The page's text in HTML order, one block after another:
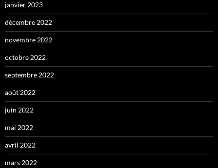
janvier 2023
décembre 2022
novembre 2022
octobre 2022
septembre 2022
août 2022
juin 2022
mai 2022
avril 2022
mars 2022